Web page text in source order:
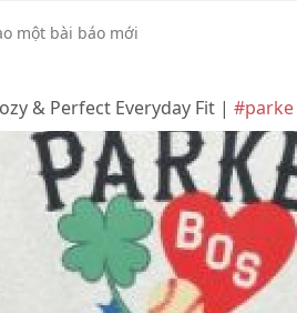
một bài báo mới
& Perfect Everyday Fit | #parke